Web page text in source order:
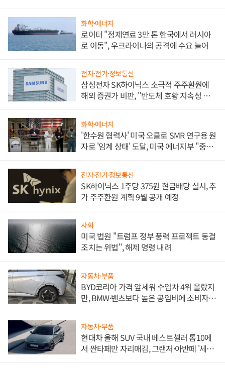
화학·에너지
로이터 "정제연료 3만 톤 한국에서 러시아
로 이동", 우크라이나의 공격에 수요 늘어
전자·전기·정보통신
삼성전자 SK하이닉스 소극적 주주환원에
해외 증권가 비판, "반도체 호황 지속성 의
화학·에너지
'한수원 협력사' 미국 오클로 SMR 연구용 원
자로 '임계 상태' 도달, 미국 에너지부 "중요
전자·전기·정보통신
SK하이닉스 1주당 375원 현금배당 실시, 추
가 주주환원 계획 9월 공개 예정
사회
미국 법원 "트럼프 정부 풍력 프로젝트 동결
조치는 위법", 해제 명령 내려
자동차·부품
BYD코리아 가격 앞세워 수입차 4위 올랐지
만, BMW·벤츠보다 높은 공임비에 소비자
자동차·부품
현대차 올해 SUV 국내 베스트셀러 톱10에
서 싼타페만 자리매김, 그랜저·아반떼 '세단